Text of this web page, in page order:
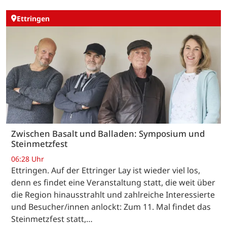
Ettringen
Zwischen Basalt und Balladen: Symposium und
Steinmetzfest
06:28 Uhr
Ettringen. Auf der Ettringer Lay ist wieder viel los,
denn es findet eine Veranstaltung statt, die weit über
die Region hinausstrahlt und zahlreiche Interessierte
und Besucher/innen anlockt: Zum 11. Mal findet das
Steinmetzfest statt,…